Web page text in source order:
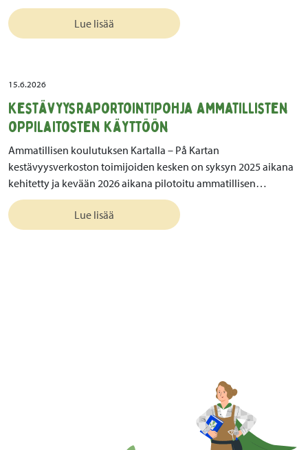
Lue lisää
15.6.2026
Kestävyysraportointipohja ammatillisten
oppilaitosten käyttöön
Ammatillisen koulutuksen Kartalla – På Kartan
kestävyysverkoston toimijoiden kesken on syksyn 2025 aikana
kehitetty ja kevään 2026 aikana pilotoitu ammatillisen…
Lue lisää